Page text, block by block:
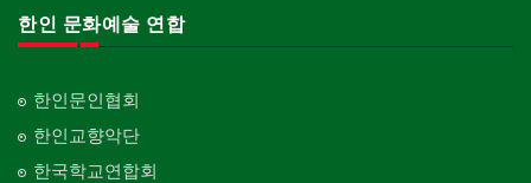
한인 문화예술 연합
한인문인협회
한인교향악단
한국학교연합회